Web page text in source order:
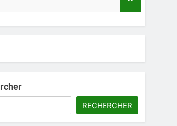
domaine médical
RECHERCHER